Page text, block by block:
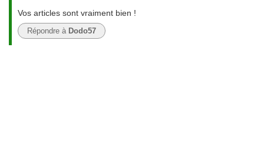
Vos articles sont vraiment bien !
Répondre à Dodo57